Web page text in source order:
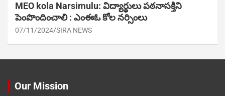
MEO kola Narsimulu: విద్యార్థులు పఠ‌నాసక్తిని
పెంపొందించాలి : ఎంఈఓ కోల నర్సింలు
07/11/2024 SIRA NEWS
Our Mission